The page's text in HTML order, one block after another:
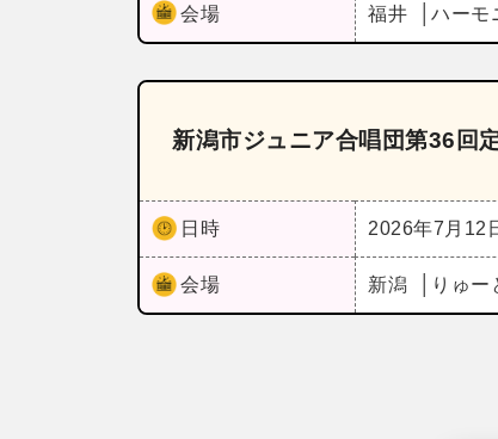
会場 福井 ハーモ
新潟市ジュニア合唱団第36回
日時 2026年7月12
会場 新潟 りゅー